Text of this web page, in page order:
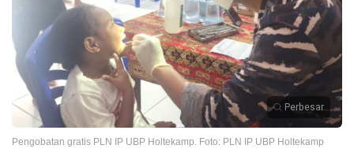
Perbesar
Pengobatan gratis PLN IP UBP Holtekamp. Foto: PLN IP UBP Holtekamp